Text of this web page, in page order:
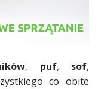
, puf, sof,
co obite